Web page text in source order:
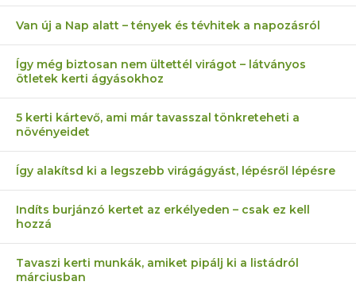
Van új a Nap alatt – tények és tévhitek a napozásról
Így még biztosan nem ültettél virágot – látványos
ötletek kerti ágyásokhoz
5 kerti kártevő, ami már tavasszal tönkreteheti a
növényeidet
Így alakítsd ki a legszebb virágágyást, lépésről lépésre
Indíts burjánzó kertet az erkélyeden – csak ez kell
hozzá
Tavaszi kerti munkák, amiket pipálj ki a listádról
márciusban